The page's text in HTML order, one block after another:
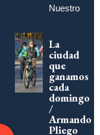
Nuestro
La
ciudad
que
ganamos
cada
domingo
/
Armando
Pliego